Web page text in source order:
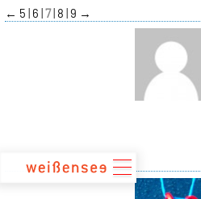
zum
Inhalt
← 5 6 7 8 9 →